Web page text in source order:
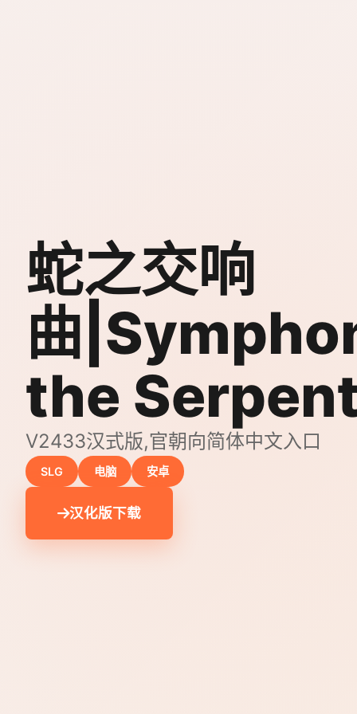
蛇之交响
曲
the
V2433汉式版,官朝向简体中文入口
SLG 电脑 安卓
汉化版下载